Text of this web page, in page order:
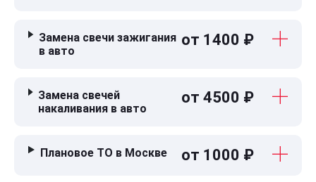
Замена свечи зажигания
в авто
от 1400 ₽
Замена свечей
накаливания в авто
от 4500 ₽
Плановое ТО в Москве от 1000 ₽